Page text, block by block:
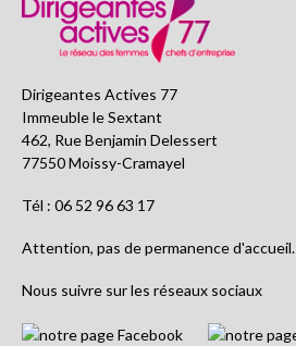
Dirigeantes Actives 77
Immeuble le Sextant
462, Rue Benjamin Delessert
77550 Moissy-Cramayel
Tél : 06 52 96 63 17
Attention, pas de permanence d'accueil.
Nous suivre sur les réseaux sociaux